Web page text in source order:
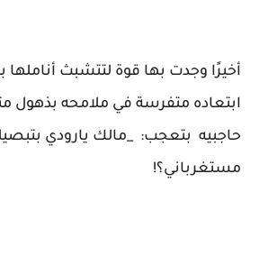
أخيرًا وجدت بها قوة لتتشبث
ابتعاده متفرسة في ملامحه
حاجبيه بتعجب: _مالك يارودي
مستغرباني؟!